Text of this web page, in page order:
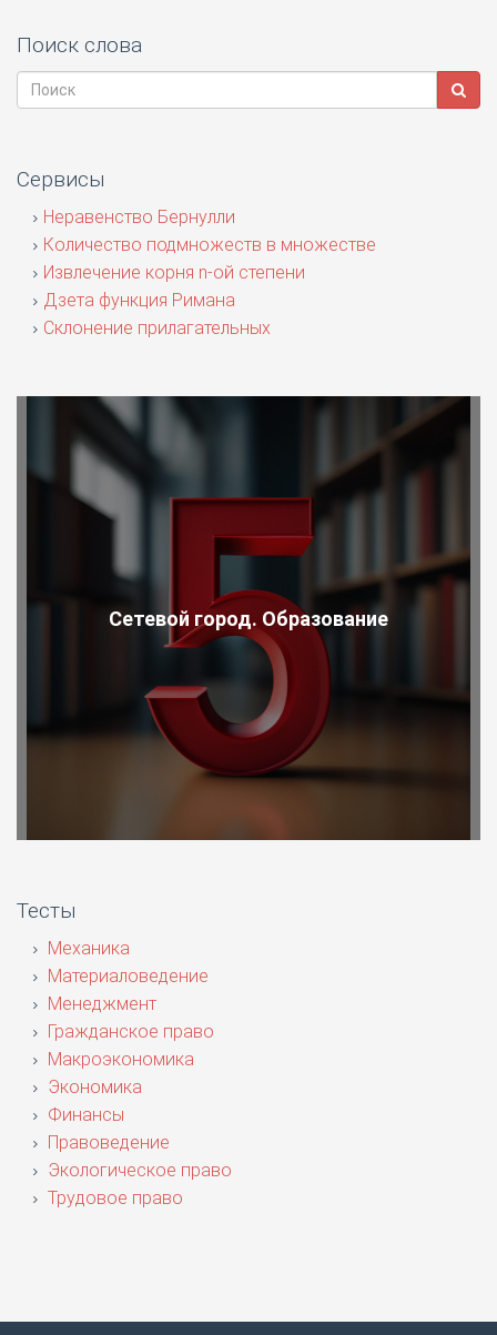
Поиск слова
Сервисы
Неравенство Бернулли
Количество подмножеств в множестве
Извлечение корня n-ой степени
Дзета функция Римана
Склонение прилагательных
Сетевой город. Образование
Тесты
Механика
Материаловедение
Менеджмент
Гражданское право
Макроэкономика
Экономика
Финансы
Правоведение
Экологическое право
Трудовое право